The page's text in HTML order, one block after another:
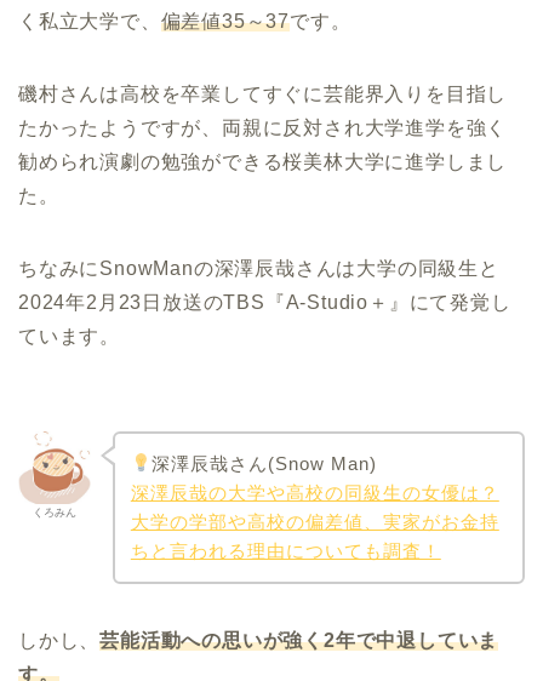
く私立大学で、 偏差値35～37です。
磯村さんは高校を卒業してすぐに芸能界入りを目指し
たかったようですが、両親に反対され大学進学を強く
勧められ演劇の勉強ができる桜美林大学に進学しまし
た。
ちなみにSnowManの深澤辰哉さんは大学の同級生と
2024年2月23日放送のTBS『A-Studio＋』にて発覚し
ています。
くろみん
深澤辰哉さん(Snow Man)
深澤辰哉の大学や高校の同級生の女優は？
大学の学部や高校の偏差値、実家がお金持
ちと言われる理由についても調査！
しかし、芸能活動への思いが強く2年で中退していま
す。